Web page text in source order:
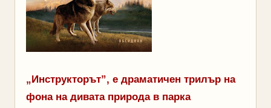
„Инструкторът”, е драматичен трилър на
фона на дивата природа в парка